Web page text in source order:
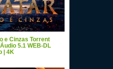
e Cinzas Torrent
5.1 WEB-DL
| 4K